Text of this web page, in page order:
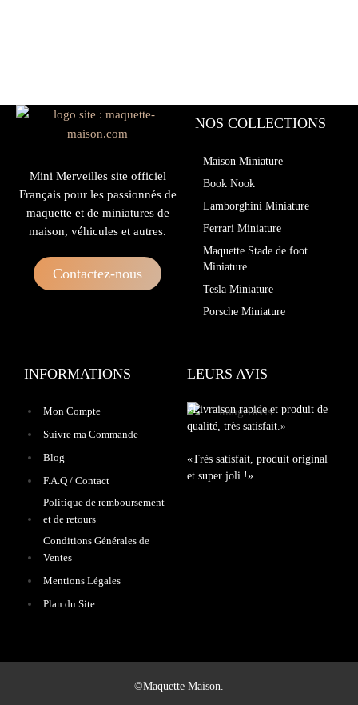
Mini Merveilles site officiel
Français pour les passionnés de
maquette et de miniatures de
maison, véhicules et autres.
Contactez-nous
NOS COLLECTIONS
Maison Miniature
Book Nook
Lamborghini Miniature
Ferrari Miniature
Maquette Stade de foot
Miniature
Tesla Miniature
Porsche Miniature
INFORMATIONS
Mon Compte
Suivre ma Commande
Blog
F.A.Q / Contact
Politique de remboursement
et de retours
Conditions Générales de
Ventes
Mentions Légales
Plan du Site
LEURS AVIS
«Livraison rapide et produit de
qualité, très satisfait.»
«Très satisfait, produit original
et super joli !»
©Maquette Maison.